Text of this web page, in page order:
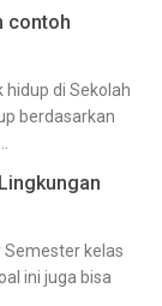
contoh
di Sekolah
berdasarkan
Semester kelas
ini juga bisa